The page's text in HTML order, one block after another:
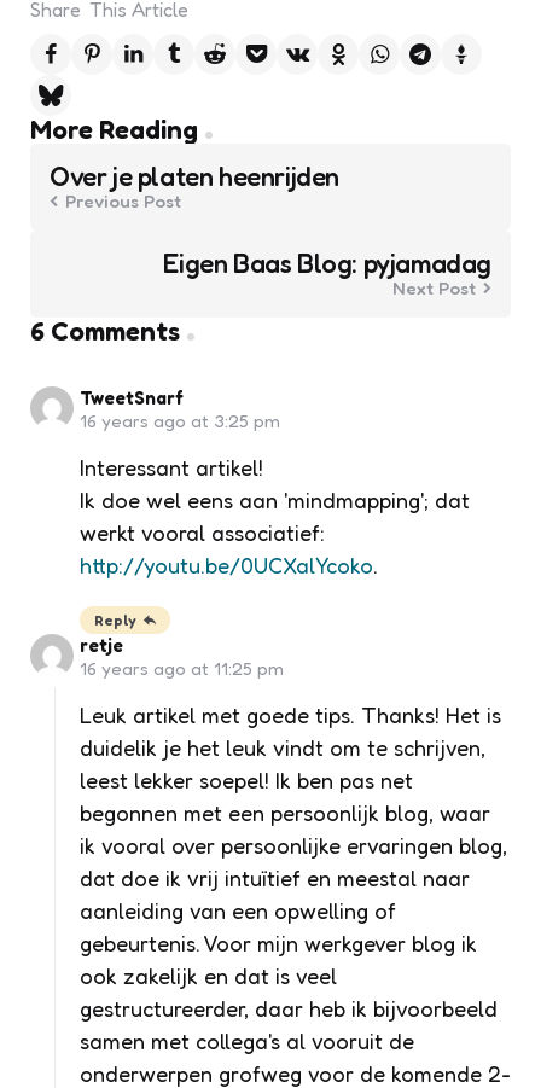
Share This Article
More Reading
Post
navigation
Over je platen heenrijden
Previous Post
Eigen Baas Blog: pyjamadag
Next Post
6 Comments
TweetSnarf
16 years ago at 3:25 pm
Interessant artikel!
Ik doe wel eens aan 'mindmapping'; dat
werkt vooral associatief:
http://youtu.be/0UCXalYcoko.
Reply
retje
16 years ago at 11:25 pm
Leuk artikel met goede tips. Thanks! Het is
duidelik je het leuk vindt om te schrijven,
leest lekker soepel! Ik ben pas net
begonnen met een persoonlijk blog, waar
ik vooral over persoonlijke ervaringen blog,
dat doe ik vrij intuïtief en meestal naar
aanleiding van een opwelling of
gebeurtenis. Voor mijn werkgever blog ik
ook zakelijk en dat is veel
gestructureerder, daar heb ik bijvoorbeeld
samen met collega's al vooruit de
onderwerpen grofweg voor de komende 2-